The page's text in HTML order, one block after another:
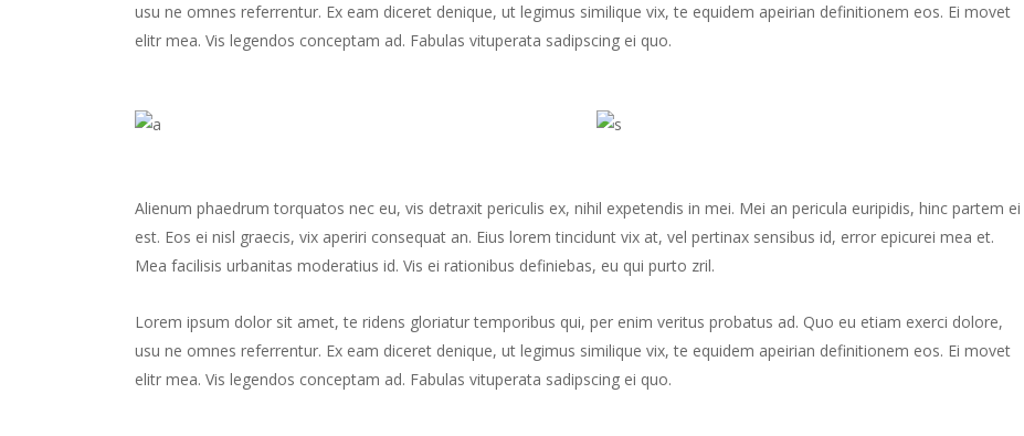
usu ne omnes referrentur. Ex eam diceret denique, ut legimus similique vix, te equidem apeirian definitionem eos. Ei movet
elitr mea. Vis legendos conceptam ad. Fabulas vituperata sadipscing ei quo.
Alienum phaedrum torquatos nec eu, vis detraxit periculis ex, nihil expetendis in mei. Mei an pericula euripidis, hinc partem ei
est. Eos ei nisl graecis, vix aperiri consequat an. Eius lorem tincidunt vix at, vel pertinax sensibus id, error epicurei mea et.
Mea facilisis urbanitas moderatius id. Vis ei rationibus definiebas, eu qui purto zril.
Lorem ipsum dolor sit amet, te ridens gloriatur temporibus qui, per enim veritus probatus ad. Quo eu etiam exerci dolore,
usu ne omnes referrentur. Ex eam diceret denique, ut legimus similique vix, te equidem apeirian definitionem eos. Ei movet
elitr mea. Vis legendos conceptam ad. Fabulas vituperata sadipscing ei quo.